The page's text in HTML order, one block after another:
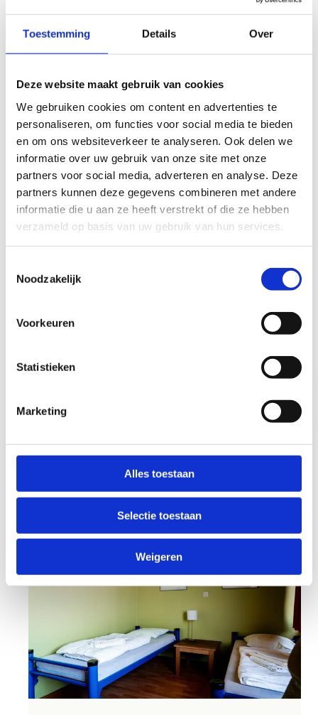
Toestemming Details Over
Deze website maakt gebruik van cookies
We gebruiken cookies om content en advertenties te
personaliseren, om functies voor social media te bieden
en om ons websiteverkeer te analyseren. Ook delen we
informatie over uw gebruik van onze site met onze
partners voor social media, adverteren en analyse. Deze
partners kunnen deze gegevens combineren met andere
informatie die u aan ze heeft verstrekt of die ze hebben
verzameld op basis van uw gebruik van hun services.
Noodzakelijk
Voorkeuren
Statistieken
Marketing
Alles toestaan
Selectie toestaan
Weigeren
En hoe zit het met
begeleiding?
Voor elke groep van tien leerlingen staat er één
begeleider kosteloos klaar. Voor B.L.O.- en BuSo-
zes leerlingen.
Reserveer jouw
Richtprijs en
Het verblijf